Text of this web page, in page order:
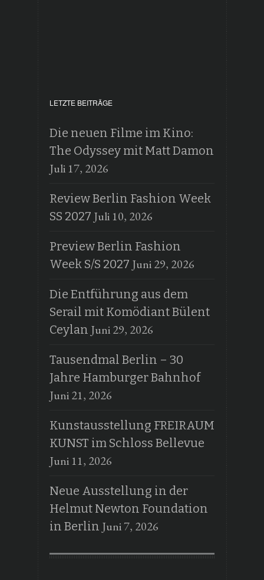
LETZTE BEITRÄGE
Die neuen Filme im Kino:
The Odyssey mit Matt Damon
Juli 17, 2026
Review Berlin Fashion Week
SS 2027 Juli 10, 2026
Preview Berlin Fashion
Week S/S 2027 Juni 29, 2026
Die Entführung aus dem
Serail mit Komödiant Bülent
Ceylan Juni 29, 2026
Tausendmal Berlin – 30
Jahre Hamburger Bahnhof
Juni 21, 2026
Kunstausstellung FREIRAUM
KUNST im Schloss Bellevue
Juni 11, 2026
Neue Ausstellung in der
Helmut Newton Foundation
in Berlin Juni 7, 2026